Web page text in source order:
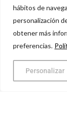
hábitos de
personalización
obtener más
preferencias.
Personalizar